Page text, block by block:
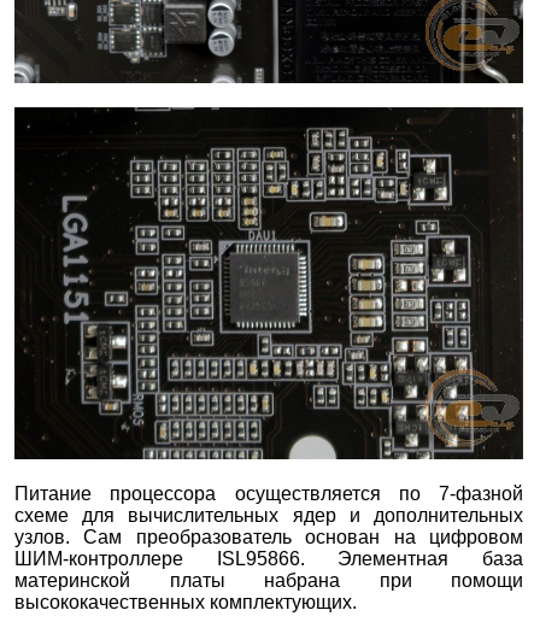
Питание процессора осуществляется по 7-фазной
схеме для вычислительных ядер и дополнительных
узлов. Сам преобразователь основан на цифровом
ШИМ-контроллере ISL95866. Элементная база
материнской платы набрана при помощи
высококачественных комплектующих.